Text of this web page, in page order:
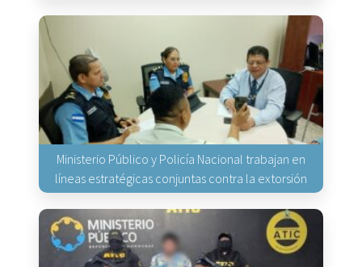
Ministerio Público y Policía Nacional trabajan en
líneas estratégicas conjuntas contra la extorsión